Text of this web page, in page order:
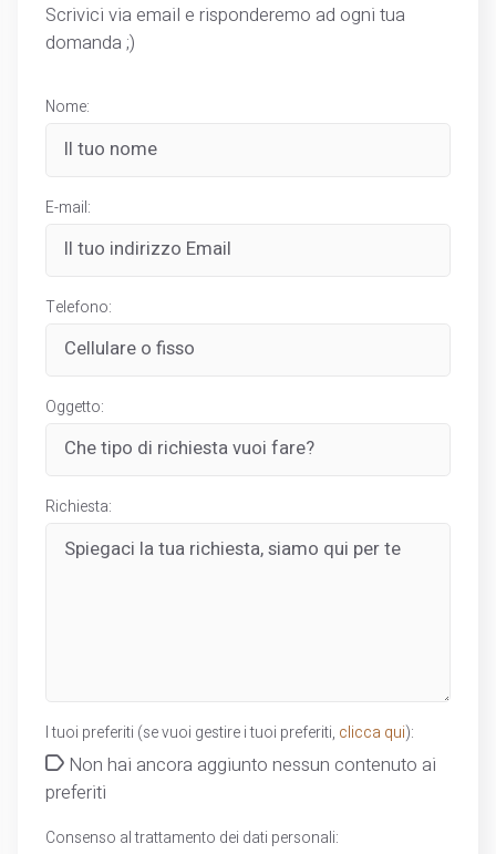
Scrivici via email e risponderemo ad ogni tua
domanda ;)
Nome:
E-mail:
Telefono:
Oggetto:
Richiesta:
I tuoi preferiti (se vuoi gestire i tuoi preferiti, clicca qui):
Non hai ancora aggiunto nessun contenuto ai
preferiti
Consenso al trattamento dei dati personali: